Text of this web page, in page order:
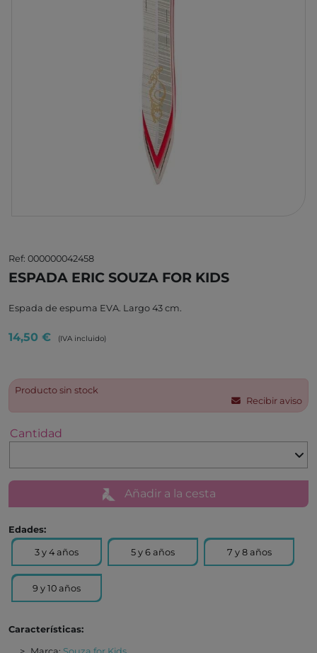
Ref: 000000042458
ESPADA ERIC SOUZA FOR KIDS
Espada de espuma EVA. Largo 43 cm.
14,50 € (IVA incluido)
Producto sin stock
Recibir aviso
Cantidad
Añadir a la cesta
Edades:
3 y 4 años 5 y 6 años 7 y 8 años
9 y 10 años
Características: